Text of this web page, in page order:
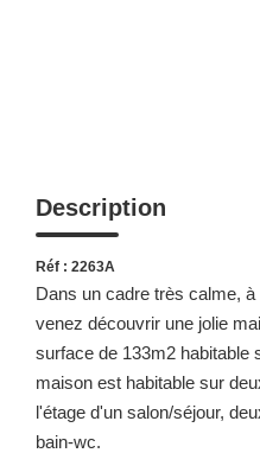
Description
Réf : 2263A
Dans un cadre très calme,
venez découvrir une jolie
surface de 133m2 habitable
maison est habitable sur
l'étage d'un salon/séjour,
bain-wc.